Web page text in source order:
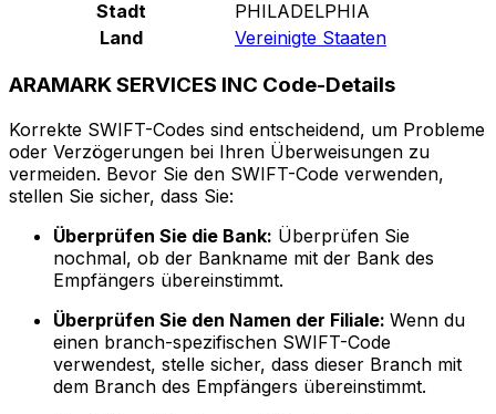
Stadt
PHILADELPHIA
Land
Vereinigte Staaten
ARAMARK SERVICES INC Code-Details
Korrekte SWIFT-Codes sind entscheidend, um Probleme
oder Verzögerungen bei Ihren Überweisungen zu
vermeiden. Bevor Sie den SWIFT-Code verwenden,
stellen Sie sicher, dass Sie:
Überprüfen Sie die Bank: Überprüfen Sie
nochmal, ob der Bankname mit der Bank des
Empfängers übereinstimmt.
Überprüfen Sie den Namen der Filiale: Wenn du
einen branch-spezifischen SWIFT-Code
verwendest, stelle sicher, dass dieser Branch mit
dem Branch des Empfängers übereinstimmt.